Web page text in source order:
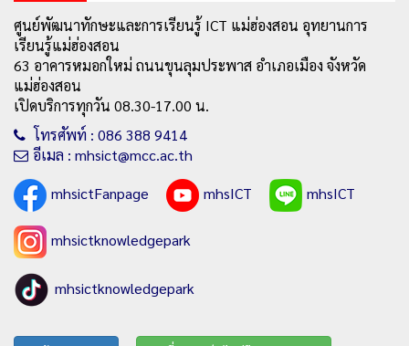
ศูนย์พัฒนาทักษะและการเรียนรู้ ICT แม่ฮ่องสอน อุทยานการ
เรียนรู้แม่ฮ่องสอน
63 อาคารหมอกใหม่ ถนนขุนลุมประพาส อำเภอเมือง จังหวัด
แม่ฮ่องสอน
เปิดบริการทุกวัน 08.30-17.00 น.
โทรศัพท์ : 086 388 9414
อีเมล : mhsict@mcc.ac.th
mhsictFanpage
mhsICT mhsICT
mhsictknowledgepark
mhsictknowledgepark